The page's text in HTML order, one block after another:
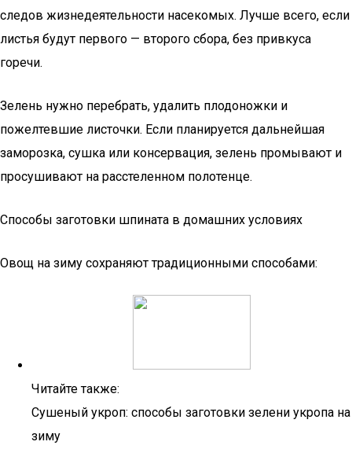
следов жизнедеятельности насекомых. Лучше всего, если
листья будут первого — второго сбора, без привкуса
горечи.
Зелень нужно перебрать, удалить плодоножки и
пожелтевшие листочки. Если планируется дальнейшая
заморозка, сушка или консервация, зелень промывают и
просушивают на расстеленном полотенце.
Способы заготовки шпината в домашних условиях
Овощ на зиму сохраняют традиционными способами:
Читайте также:
Сушеный укроп: способы заготовки зелени укропа на
зиму